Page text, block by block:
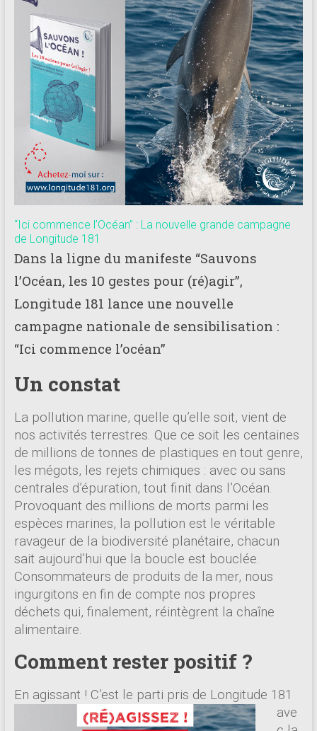
“Ici commence l’Océan” : La nouvelle grande campagne
de Longitude 181
Dans la ligne du manifeste “Sauvons
l’Océan, les 10 gestes pour (ré)agir”,
Longitude 181 lance une nouvelle
campagne nationale de sensibilisation :
“Ici commence l’océan”
Un constat
La pollution marine, quelle qu’elle soit, vient de
nos activités terrestres. Que ce soit les centaines
de millions de tonnes de plastiques en tout genre,
les mégots, les rejets chimiques : avec ou sans
centrales d’épuration, tout finit dans l’Océan.
Provoquant des millions de morts parmi les
espèces marines, la pollution est le véritable
ravageur de la biodiversité planétaire, chacun
sait aujourd’hui que la boucle est bouclée.
Consommateurs de produits de la mer, nous
ingurgitons en fin de compte nos propres
déchets qui, finalement, réintègrent la chaîne
alimentaire.
Comment rester positif ?
En agissant ! C’est le parti pris de Longitude 181
ave